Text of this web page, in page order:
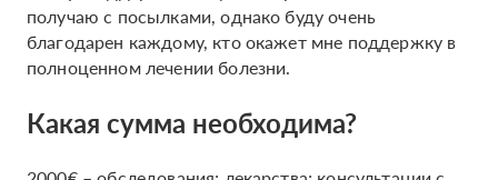
получаю с посылками, однако буду очень
благодарен каждому, кто окажет мне поддержку в
полноценном лечении болезни.
Какая сумма необходима?